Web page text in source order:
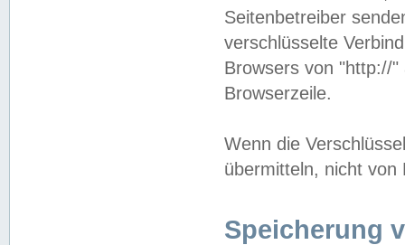
Seitenbetreiber
verschlüsselte
Browsers von "http://
Browserzeile.
Wenn die
übermitteln, nicht von
Speicherung